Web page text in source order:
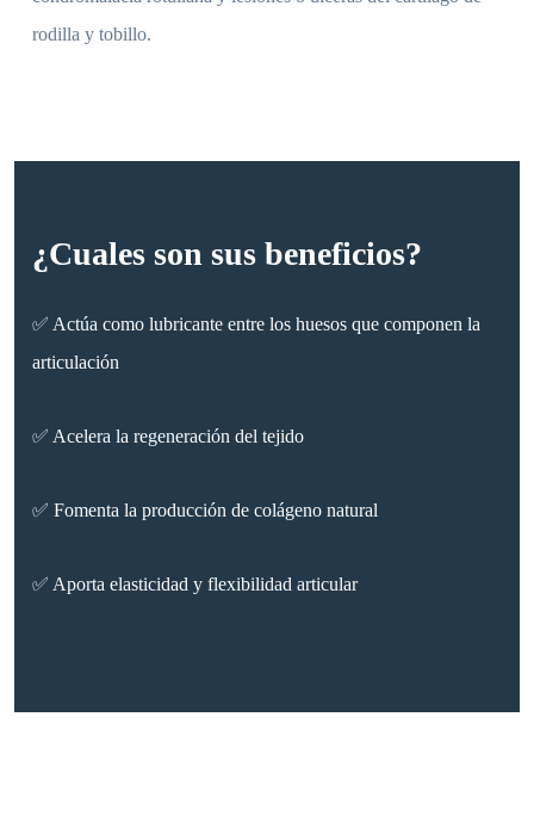
rodilla y tobillo.
¿Cuales son sus beneficios?
✅ Actúa como lubricante entre los huesos que componen la
articulación
✅ Acelera la regeneración del tejido
✅ Fomenta la producción de colágeno natural
✅ Aporta elasticidad y flexibilidad articular